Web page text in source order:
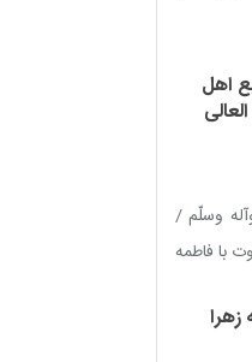
اهل
وسلّم /
با فاطمه
«انساب